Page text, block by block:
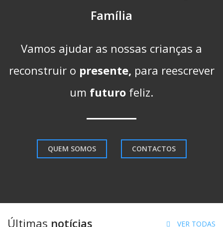
Família
Vamos ajudar as nossas crianças a
reconstruir o presente, para reescrever
um futuro feliz.
QUEM SOMOS CONTACTOS
Últimas notícias VER TODAS